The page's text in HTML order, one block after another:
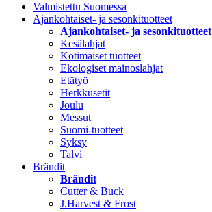
Valmistettu Suomessa
Ajankohtaiset- ja sesonkituotteet
Ajankohtaiset- ja sesonkituotteet
Kesälahjat
Kotimaiset tuotteet
Ekologiset mainoslahjat
Etätyö
Herkkusetit
Joulu
Messut
Suomi-tuotteet
Syksy
Talvi
Brändit
Brändit
Cutter & Buck
J.Harvest & Frost